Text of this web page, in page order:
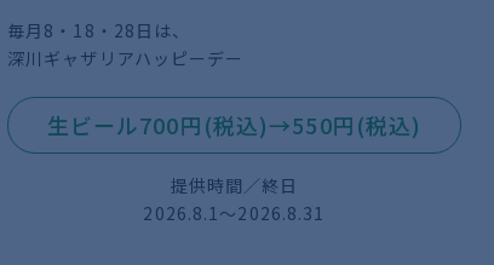
毎月8・18・28日は、
深川ギャザリアハッピーデー
生ビール700円(税込)→550円(税込)
提供時間／終日
2026.8.1〜2026.8.31